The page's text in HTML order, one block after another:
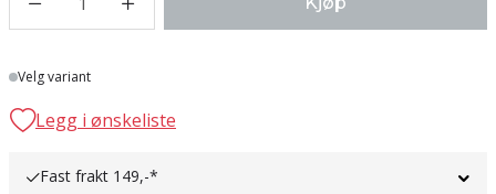
Lager
Velg variant
Legg i ønskeliste
Fast frakt 149,-*